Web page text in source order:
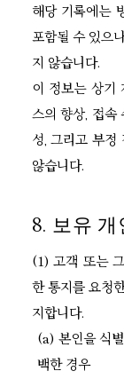
해당 기록에는
포함될 수 있으
지 않습니다.
이 정보는 상기
스의 향상, 접속
성, 그리고 부정
않습니다.
8. 보유
(1) 고객 또는
한 통지를 요청
지합니다.
(a) 본인을 식
백한 경우